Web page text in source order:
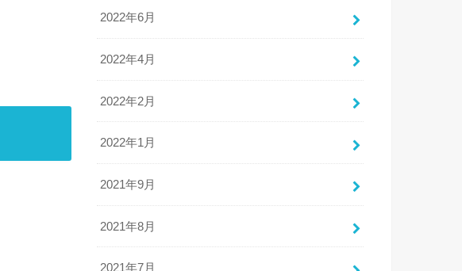
2022年6月
2022年4月
2022年2月
2022年1月
2021年9月
2021年8月
2021年7月